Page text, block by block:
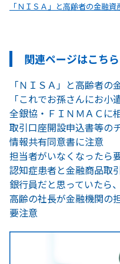
「ＮＩＳＡ」と高齢者の金融
関連ページはこちら
「ＮＩＳＡ」と高齢者
「これでお孫さんにお
全銀協・ＦＩＮＭＡＣに
取引口座開設申込書等の
情報共有同意書に注意
担当者がいなくなったら
認知症患者と金融商品取
銀行員だと思っていたら
高齢の社長が金融機関の
要注意